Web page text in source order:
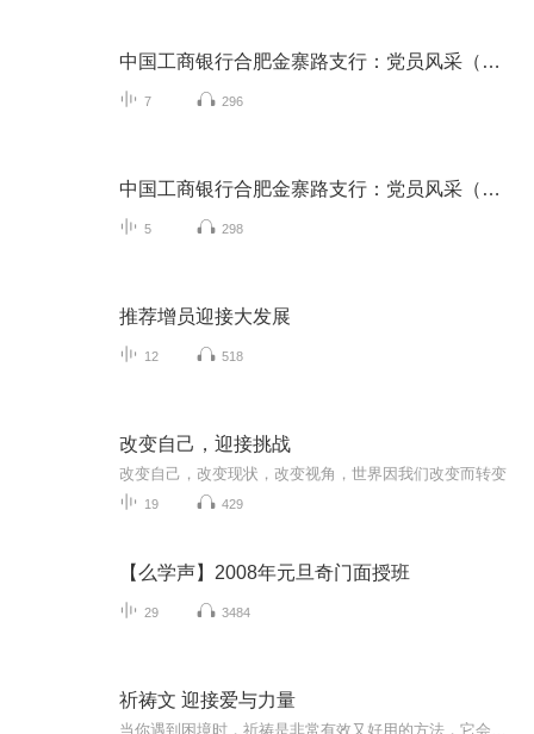
中国工商银行合肥金寨路支行：党员风采（心得）
7 296
中国工商银行合肥金寨路支行：党员风采（活动）
5 298
推荐增员迎接大发展
12 518
改变自己，迎接挑战
改变自己，改变现状，改变视角，世界因我们改变而转变
19 429
【么学声】2008年元旦奇门面授班
29 3484
祈祷文 迎接爱与力量